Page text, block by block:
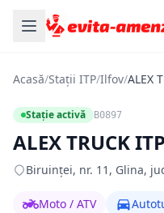
Acasă/Stații ITP/Ilfov/ALEX
Stație activă B0897
ALEX TRUCK
Biruinței, nr. 11, Glina,
Moto / ATV